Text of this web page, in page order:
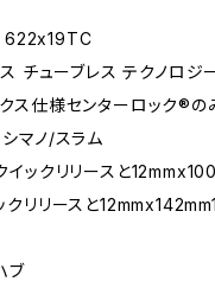
622x19TC
チューブレス テクノロジ
ス仕様センターロック®の
マノ/スラム
イックリリースと
クリリースと
ブ